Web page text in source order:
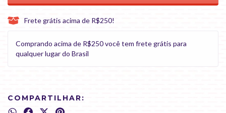
Frete grátis acima de R$250!
Comprando acima de R$250 você tem frete grátis para
qualquer lugar do Brasil
COMPARTILHAR: